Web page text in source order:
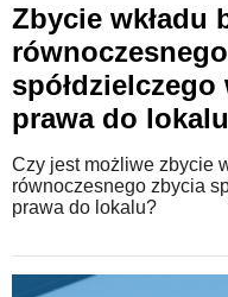
Zbycie wkładu
spółdzielczego
prawa do lokalu
Czy jest możliwe zbycie
równoczesnego zbycia
prawa do lokalu?